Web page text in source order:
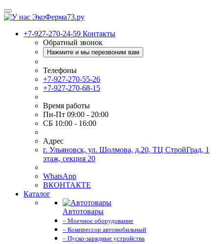
+7-927-270-24-59 Контакты
Обратный звонок
Нажмите и мы перезвоним вам
Телефоны
+7-927-270-55-26
+7-927-270-68-15
Время работы
Пн-Пт 09:00 - 20:00
СБ 10:00 - 16:00
Адрес
г. Ульяновск, ул. Шолмова, д.20, ТЦ СтройГрад, 1
этаж, секция 20
WhatsApp
ВКОНТАКТЕ
Каталог
Автотовары
– Моечное оборудование
– Компрессор автомобильный
– Пуско-зарядные устройства